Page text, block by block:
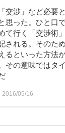
交渉」など必要
思った。ひと口
て行く「交渉術
れる。そのた
るといった方法
その意味ではタ
2016/05/16